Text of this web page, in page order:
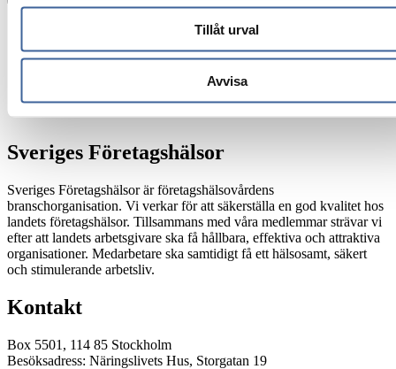
Tillåt urval
Avvisa
Sveriges Företagshälsor
Sveriges Företagshälsor är företagshälsovårdens
branschorganisation. Vi verkar för att säkerställa en god kvalitet hos
landets företagshälsor. Tillsammans med våra medlemmar strävar vi
efter att landets arbetsgivare ska få hållbara, effektiva och attraktiva
organisationer. Medarbetare ska samtidigt få ett hälsosamt, säkert
och stimulerande arbetsliv.
Kontakt
Box 5501, 114 85 Stockholm
Besöksadress: Näringslivets Hus, Storgatan 19